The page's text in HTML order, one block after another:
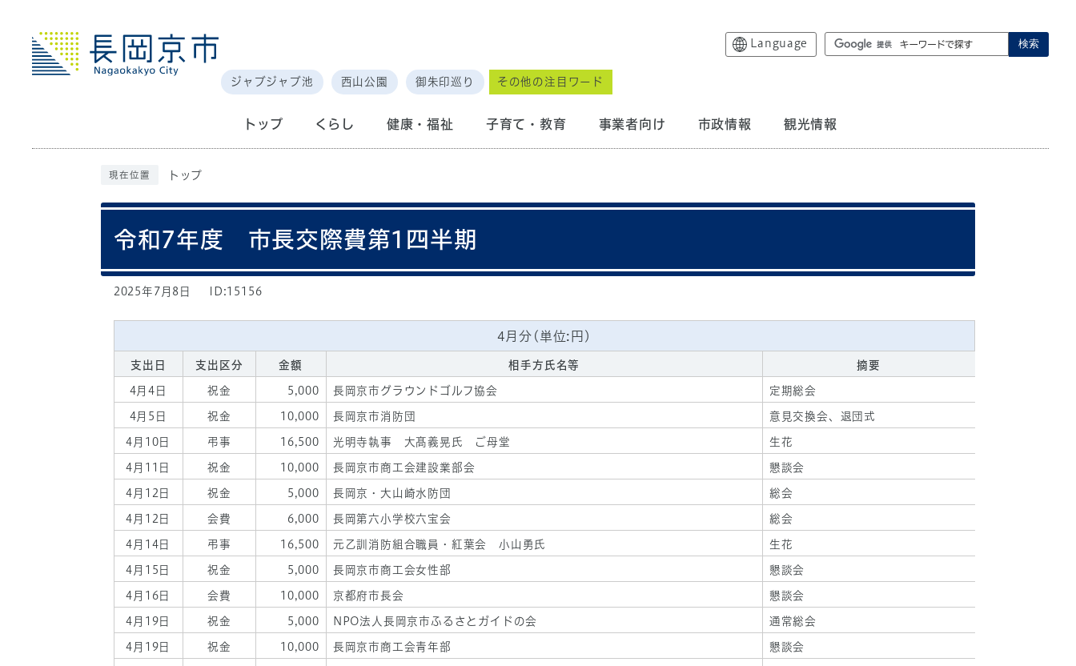
Language 検索
ジャブジャブ池 西山公園 御朱印巡り その他の注目ワード
トップ くらし 健康・福祉 子育て・教育 事業者向け 市政情報 観光情報
現在位置 トップ
令和7年度 市長交際費第1四半期
2025年7月8日 ID:15156
4月分(単位:円)
支出日 支出区分 金額 相手方氏名等 摘要
4月4日 祝金 5,000 長岡京市グラウンドゴルフ協会 定期総会
4月5日 祝金 10,000 長岡京市消防団 意見交換会、退団式
4月10日 弔事 16,500 光明寺執事 大髙義晃氏 ご母堂 生花
4月11日 祝金 10,000 長岡京市商工会建設業部会 懇談会
4月12日 祝金 5,000 長岡京・大山崎水防団 総会
4月12日 会費 6,000 長岡第六小学校六宝会 総会
4月14日 弔事 16,500 元乙訓消防組合職員・紅葉会 小山勇氏 生花
4月15日 祝金 5,000 長岡京市商工会女性部 懇談会
4月16日 会費 10,000 京都府市長会 懇談会
4月19日 祝金 5,000 NPO法人長岡京市ふるさとガイドの会 通常総会
4月19日 祝金 10,000 長岡京市商工会青年部 懇談会